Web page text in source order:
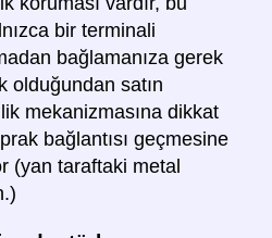
bir terminali
bağlamanıza gerek
olduğundan satın
mekanizmasına dikkat
bağlantısı geçmesine
(yan taraftaki metal